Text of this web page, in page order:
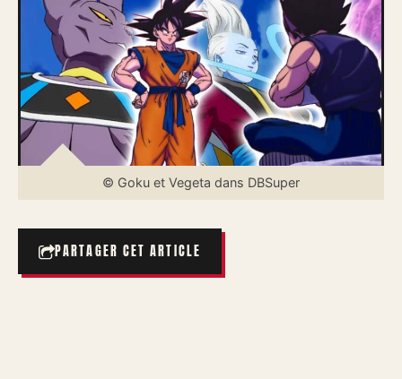
© Goku et Vegeta dans DBSuper
PARTAGER CET ARTICLE